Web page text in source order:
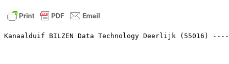
Kanaalduif BILZEN Data Technology Deerlijk (55016)